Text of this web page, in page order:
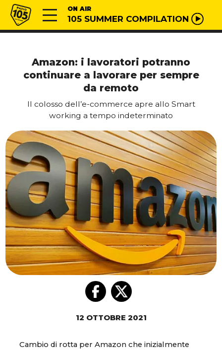
Vai al contenuto
Radio 105 ON AIR
105 SUMMER COMPILATION
Amazon: i lavoratori potranno
continuare a lavorare per sempre
da remoto
Il colosso dell’e-commerce apre allo Smart
working a tempo indeterminato
12 OTTOBRE 2021
Cambio di rotta per Amazon che inizialmente